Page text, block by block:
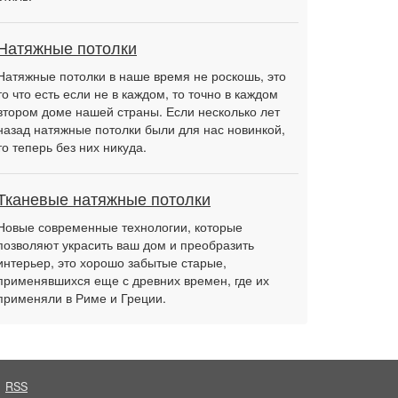
потолки
потолки в наше время не роскошь, это
что есть если не в каждом, то точно в каждом
доме нашей страны. Если несколько лет
натяжные потолки были для нас новинкой,
теперь без них никуда.
натяжные потолки
современные технологии, которые
украсить ваш дом и преобразить
это хорошо забытые старые,
еще с древних времен, где их
в Риме и Греции.
RSS